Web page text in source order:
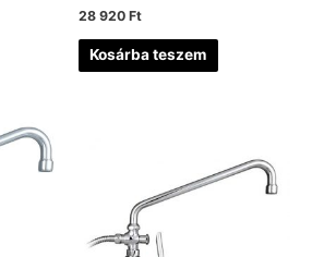
28 920 Ft
Kosárba teszem